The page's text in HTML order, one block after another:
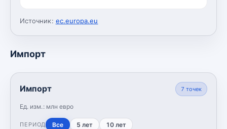
Источник: ec.europa.eu
Импорт
Импорт
Ед. изм.: млн евро
7 точек
ПЕРИОД Все 5 лет 10 лет